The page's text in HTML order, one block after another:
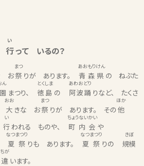
行
い
って いるの？
お祭
まつ
りが あります。 青森県
あおもりけん
の ねぶた
ん
まつり、 徳島
とくしま
の 阿波踊
あわおどり
大
おお
きな お祭
まつ
りが あります。 その 他
ほか
行
い
われる ものや、 町内会
ちょうないかい
や
夏祭
なつまつり
りも あります。 夏祭
なつまつり
りの 規模
きぼ
違
ちが
います。